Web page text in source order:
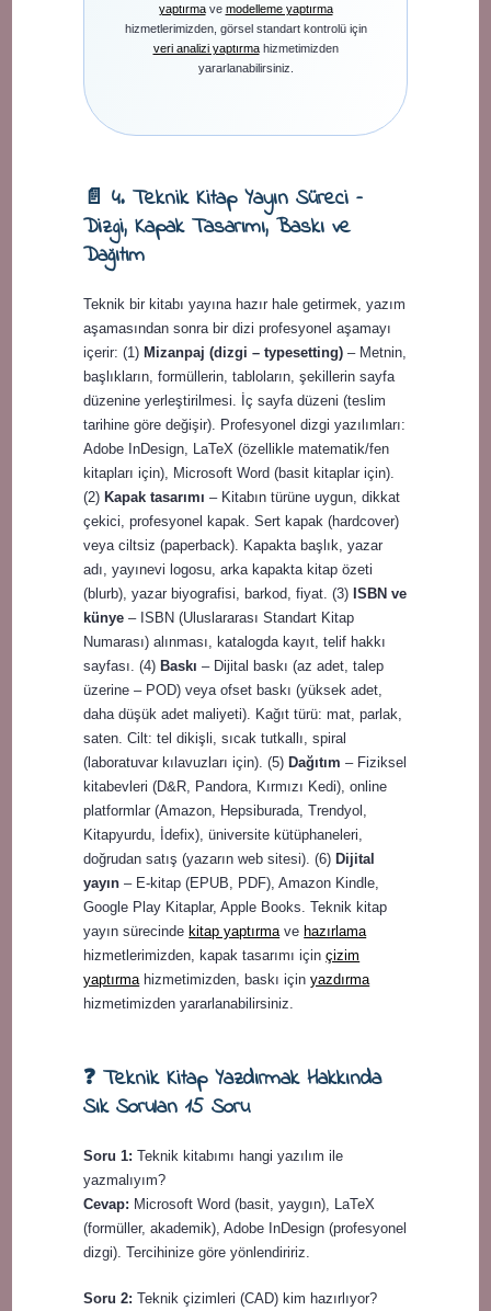
yaptırmave modelleme yaptırma
hizmetlerimizden, görsel standart kontrolü için
veri analizi yaptırmahizmetimizden
yararlanabilirsiniz.
📄 4. Teknik Kitap Yayın Süreci –
Dizgi, Kapak Tasarımı, Baskı ve
Dağıtım
Teknik bir kitabı yayına hazır hale getirmek, yazım
aşamasından sonra bir dizi profesyonel aşamayı
içerir: (1)Mizanpaj (dizgi – typesetting) – Metnin,
başlıkların, formüllerin, tabloların, şekillerin sayfa
düzenine yerleştirilmesi. İç sayfa düzeni (teslim
tarihine göre değişir). Profesyonel dizgi yazılımları:
Adobe InDesign, LaTeX (özellikle matematik/fen
kitapları için), Microsoft Word (basit kitaplar için).
(2)Kapak tasarımı – Kitabın türüne uygun, dikkat
çekici, profesyonel kapak. Sert kapak (hardcover)
veya ciltsiz (paperback). Kapakta başlık, yazar
adı, yayınevi logosu, arka kapakta kitap özeti
(blurb), yazar biyografisi, barkod, fiyat. (3)ISBN ve
künye – ISBN (Uluslararası Standart Kitap
Numarası) alınması, katalogda kayıt, telif hakkı
sayfası. (4)Baskı – Dijital baskı (az adet, talep
üzerine – POD) veya ofset baskı (yüksek adet,
daha düşük adet maliyeti). Kağıt türü: mat, parlak,
saten. Cilt: tel dikişli, sıcak tutkallı, spiral
(laboratuvar kılavuzları için). (5)Dağıtım – Fiziksel
kitabevleri (D&R, Pandora, Kırmızı Kedi), online
platformlar (Amazon, Hepsiburada, Trendyol,
Kitapyurdu, İdefix), üniversite kütüphaneleri,
doğrudan satış (yazarın web sitesi). (6)Dijital
yayın – E-kitap (EPUB, PDF), Amazon Kindle,
Google Play Kitaplar, Apple Books. Teknik kitap
yayın sürecindekitap yaptırma vehazırlama
hizmetlerimizden, kapak tasarımı içinçizim
yaptırma hizmetimizden, baskı içinyazdırma
hizmetimizden yararlanabilirsiniz.
❓ Teknik Kitap Yazdırmak Hakkında
Sık Sorulan 15 Soru
Soru 1: Teknik kitabımı hangi yazılım ile
yazmalıyım?
Cevap: Microsoft Word (basit, yaygın), LaTeX
(formüller, akademik), Adobe InDesign (profesyonel
dizgi). Tercihinize göre yönlendiririz.
Soru 2: Teknik çizimleri (CAD) kim hazırlıyor?